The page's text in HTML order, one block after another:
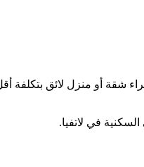
شقة أو منزل لائق بتكلفة
في لاتفيا.